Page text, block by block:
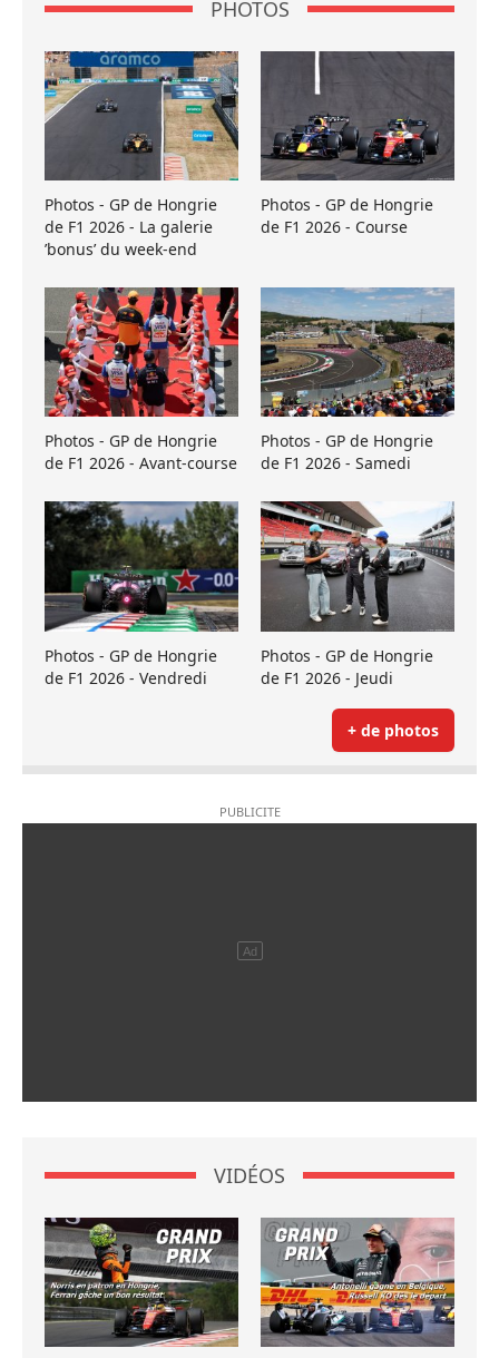
PHOTOS
Photos - GP de Hongrie
de F1 2026 - La galerie
’bonus’ du week-end
Photos - GP de Hongrie
de F1 2026 - Course
Photos - GP de Hongrie
de F1 2026 - Avant-course
Photos - GP de Hongrie
de F1 2026 - Samedi
Photos - GP de Hongrie
de F1 2026 - Vendredi
Photos - GP de Hongrie
de F1 2026 - Jeudi
+ de photos
VIDÉOS